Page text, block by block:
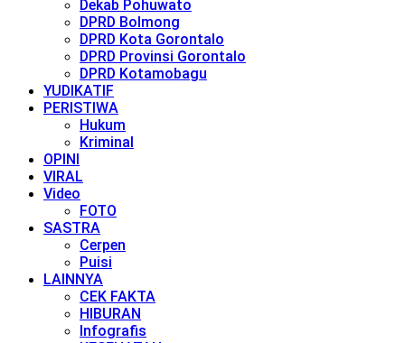
Dekab Pohuwato
DPRD Bolmong
DPRD Kota Gorontalo
DPRD Provinsi Gorontalo
DPRD Kotamobagu
YUDIKATIF
PERISTIWA
Hukum
Kriminal
OPINI
VIRAL
Video
FOTO
SASTRA
Cerpen
Puisi
LAINNYA
CEK FAKTA
HIBURAN
Infografis